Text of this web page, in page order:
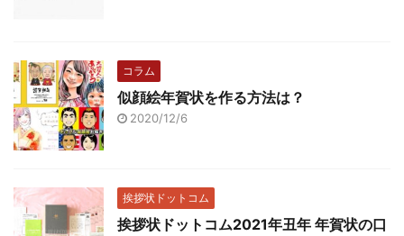
コラム
似顔絵年賀状を作る方法は？
2020/12/6
挨拶状ドットコム
挨拶状ドットコム2021年丑年 年賀状の口